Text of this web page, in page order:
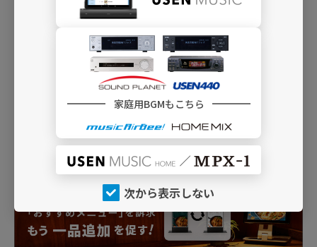
家庭用BGMもこちら
次から表示しない